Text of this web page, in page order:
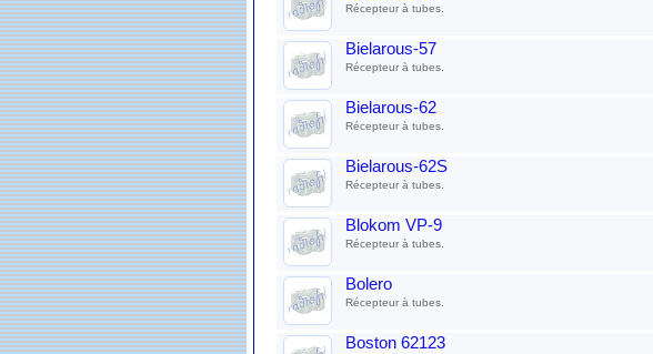
Récepteur à tubes.
Bielarous-57
Récepteur à tubes.
Bielarous-62
Récepteur à tubes.
Bielarous-62S
Récepteur à tubes.
Blokom VP-9
Récepteur à tubes.
Bolero
Récepteur à tubes.
Boston 62123